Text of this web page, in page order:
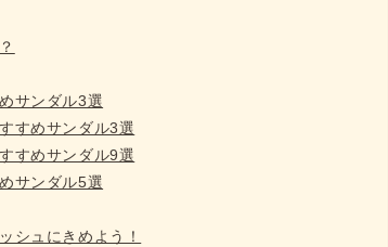
サンダル3選
すめサンダル3選
すめサンダル9選
サンダル5選
シュにきめよう！